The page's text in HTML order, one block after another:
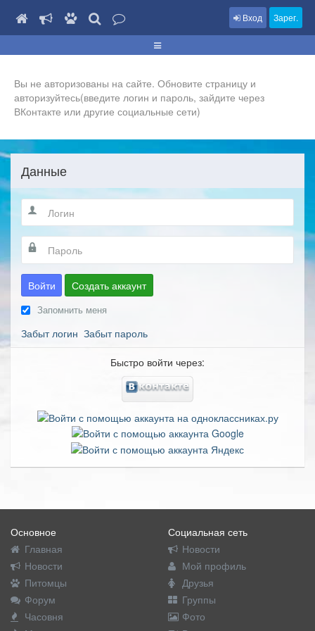
Вход Зарег.
Вы не авторизованы на сайте. Обновите страницу и
авторизуйтесь(введите логин и пароль, зайдите через
ВКонтакте или другие социальные сети)
Данные
Войти Создать аккаунт
Запомнить меня
Забыт логин Забыт пароль
Быстро войти через:
Основное
Главная
Новости
Питомцы
Форум
Часовня
Социальная сеть
Новости
Мой профиль
Друзья
Группы
Фото